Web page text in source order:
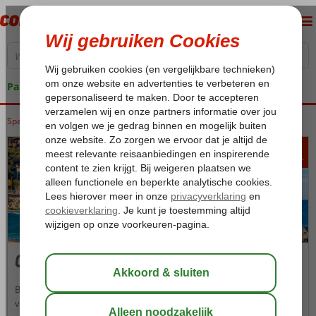
Pakketgarantie
Home
Spanje Costa Brava
va 241 p.p.
Costa Brava
Breng uw vakantie eens door in het meest noordelijke kustgebied
van Spanje: de Costa Brava. De Spaanse ‘woeste kust’ dankt zijn